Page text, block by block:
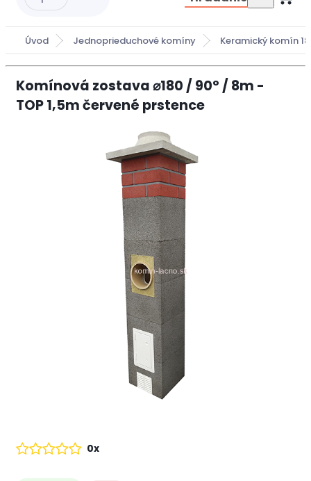
Úvod Jednoprieduchové komíny Keramický komín
Komínová zostava ⌀180 / 90° / 8m -
TOP 1,5m červené prstence
0x